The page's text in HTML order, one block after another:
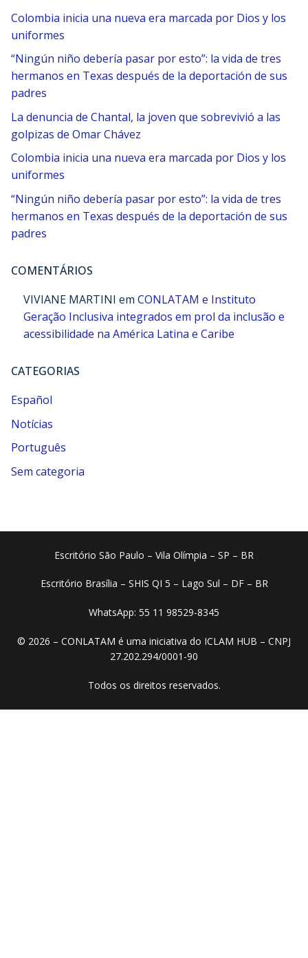
Colombia inicia una nueva era marcada por Dios y los
uniformes
“Ningún niño debería pasar por esto”: la vida de tres
hermanos en Texas después de la deportación de sus
padres
La denuncia de Chantal, la joven que sobrevivió a las
golpizas de Omar Chávez
Colombia inicia una nueva era marcada por Dios y los
uniformes
“Ningún niño debería pasar por esto”: la vida de tres
hermanos en Texas después de la deportación de sus
padres
COMENTÁRIOS
VIVIANE MARTINI em CONLATAM e Instituto
Geração Inclusiva integrados em prol da inclusão e
acessibilidade na América Latina e Caribe
CATEGORIAS
Español
Notícias
Português
Sem categoria
Escritório São Paulo – Vila Olímpia – SP – BR
Escritório Brasília – SHIS QI 5 – Lago Sul – DF – BR
WhatsApp: 55 11 98529-8345
© 2026 – CONLATAM é uma iniciativa do ICLAM HUB – CNPJ
27.202.294/0001-90
Todos os direitos reservados.​